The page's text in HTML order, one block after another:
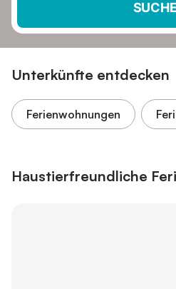
Unterkünfte entdecken
Ferienwohnungen
Haustierfreundliche